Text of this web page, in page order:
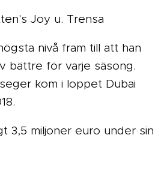
Joy u. Trensa
nivå fram till att han
bättre för varje säsong.
kom i loppet Dubai
3,5 miljoner euro under sin